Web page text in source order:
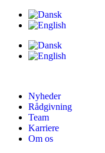
Nyheder
Rådgivning
Team
Karriere
Om os